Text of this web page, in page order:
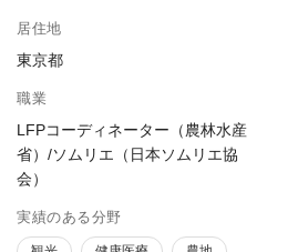
居住地
東京都
職業
LFPコーディネーター（農林水産
省）/ソムリエ（日本ソムリエ協
会）
実績のある分野